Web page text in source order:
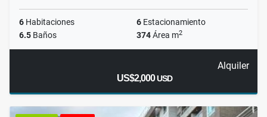
6 Habitaciones 6 Estacionamiento
6.5 Baños 374Área m2
Alquiler
US$2,000USD